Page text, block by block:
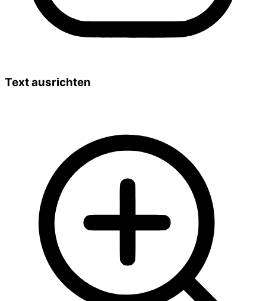
Text ausrichten